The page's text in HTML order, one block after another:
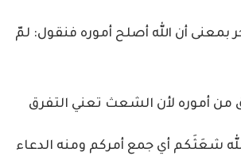
بمعنى أن الله أصلح أموره فنقول: لمّ
من أموره لأن الشعث تعني التفرق
شعَثَكم أي جمع أمركم ومنه الدعاء